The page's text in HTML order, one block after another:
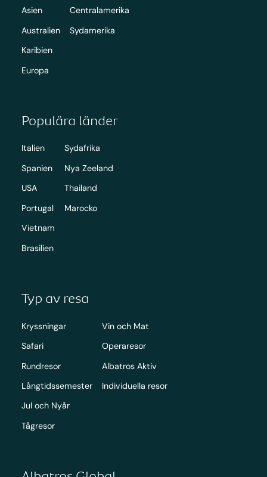
Asien
Australien
Karibien
Europa
Centralamerika
Sydamerika
Populära länder
Italien
Spanien
USA
Portugal
Vietnam
Brasilien
Sydafrika
Nya Zeeland
Thailand
Marocko
Typ av resa
Kryssningar
Safari
Rundresor
Långtidssemester
Jul och Nyår
Tågresor
Vin och Mat
Operaresor
Albatros Aktiv
Individuella resor